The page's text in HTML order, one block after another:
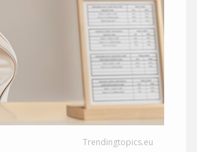
Trendingtopics.eu